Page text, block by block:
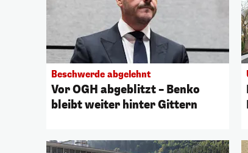
Beschwerde abgelehnt
Vor OGH abgeblitzt – Benko
bleibt weiter hinter Gittern